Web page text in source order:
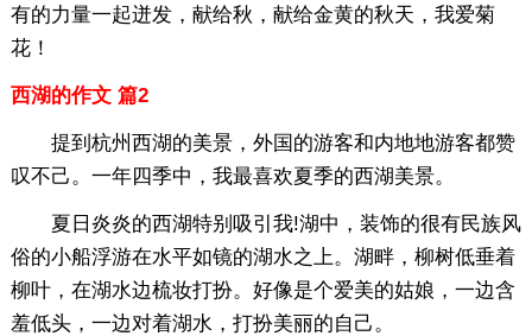
有的力量一起迸发，献给秋，献给金黄的秋天，我爱菊
花！
西湖的作文 篇2
提到杭州西湖的美景，外国的游客和内地地游客都赞
叹不己。一年四季中，我最喜欢夏季的西湖美景。
夏日炎炎的西湖特别吸引我!湖中，装饰的很有民族风
俗的小船浮游在水平如镜的湖水之上。湖畔，柳树低垂着
柳叶，在湖水边梳妆打扮。好像是个爱美的姑娘，一边含
羞低头，一边对着湖水，打扮美丽的自己。